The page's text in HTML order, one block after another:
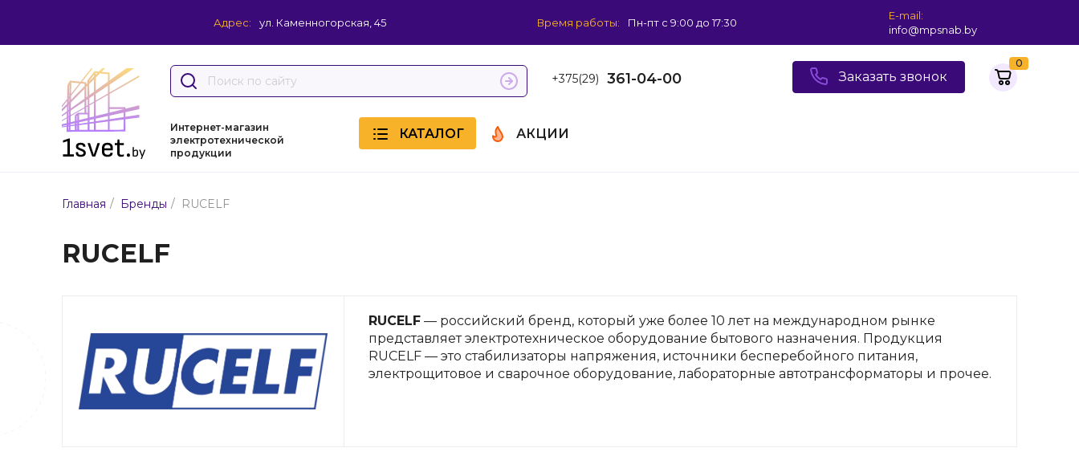
Адрес: ул. Каменногорская, 45 Время работы: Пн-пт с 9:00 до 17:30
E-mail:
info@mpsnab.by
+375(29) 361-04-00 Заказать звонок
0
Интернет-магазин
электротехнической
продукции
КАТАЛОГ АКЦИИ
Главная / Бренды / RUCELF
RUCELF
RUCELF — российский бренд, который уже более 10 лет на международном рынке
представляет электротехническое оборудование бытового назначения. Продукция
RUCELF — это стабилизаторы напряжения, источники бесперебойного питания,
электрощитовое и сварочное оборудование, лабораторные автотрансформаторы и прочее.